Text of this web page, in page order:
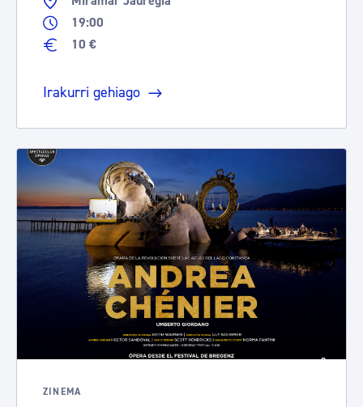
19:00
10 €
Irakurri gehiago
ZINEMA